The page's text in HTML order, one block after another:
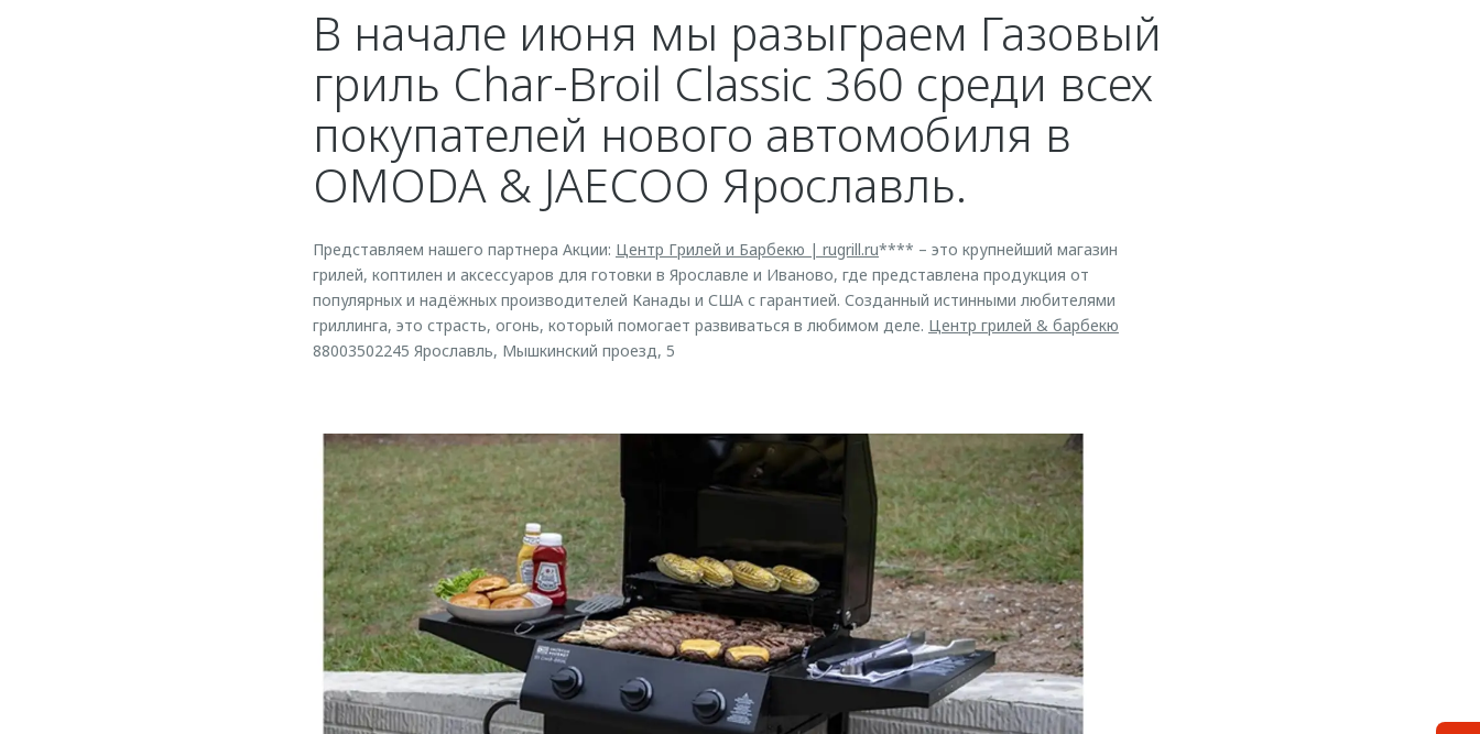
В начале июня мы разыграем Газовый
гриль Char-Broil Classic 360 среди всех
покупателей нового автомобиля в
OMODA & JAECOO Ярославль.
Представляем нашего партнера Акции: Центр Грилей и Барбекю | rugrill.ru**** – это крупнейший магазин
грилей, коптилен и аксессуаров для готовки в Ярославле и Иваново, где представлена продукция от
популярных и надёжных производителей Канады и США с гарантией. Созданный истинными любителями
гриллинга, это страсть, огонь, который помогает развиваться в любимом деле. Центр грилей & барбекю
88003502245 Ярославль, Мышкинский проезд, 5